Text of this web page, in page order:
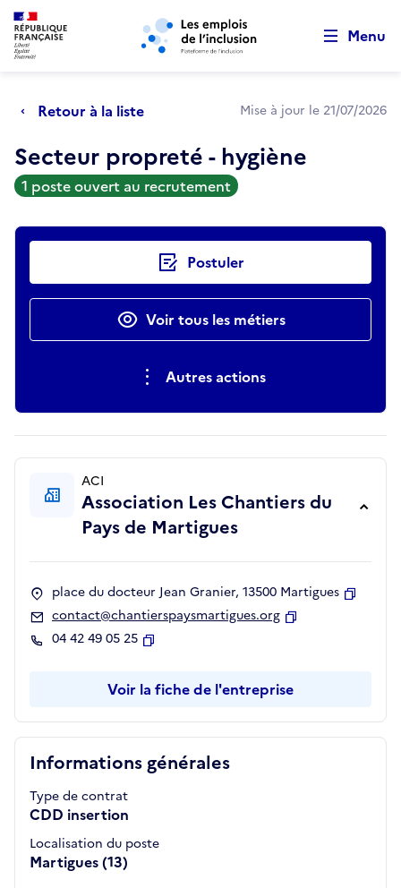
Aller au menu principal Aller au contenu principal
Menu
Retour à la liste Mise à jour le 21/07/2026
Secteur propreté - hygiène
1 poste ouvert au recrutement
Actions rapides Postuler
Voir tous les métiers
Autres actions
Informations générales
Type de contrat
CDD insertion
Localisation du poste
Martigues (13)
ACI
Association Les Chantiers du
Pays de Martigues
place du docteur Jean Granier, 13500 Martigues
contact@chantierspaysmartigues.org
04 42 49 05 25
Voir la fiche de l'entreprise
Retour au début de la page
Panneau de gestion des cookies